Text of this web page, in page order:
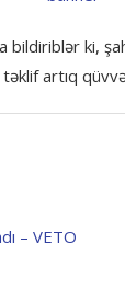
bildiriblər ki,
artıq
– VETO